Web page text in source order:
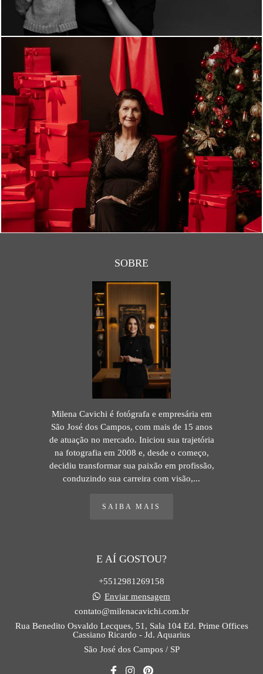
773
SOBRE
Milena Cavichi é fotógrafa e empresária em
São José dos Campos, com mais de 15 anos
de atuação no mercado. Iniciou sua trajetória
na fotografia em 2008 e, desde o começo,
decidiu transformar sua paixão em profissão,
conduzindo sua carreira com visão,...
SAIBA MAIS
E AÍ GOSTOU?
+5512981269158
Enviar mensagem
contato@milenacavichi.com.br
Rua Benedito Osvaldo Lecques, 51, Sala 104 Ed. Prime Offices
Cassiano Ricardo - Jd. Aquarius
São José dos Campos / SP